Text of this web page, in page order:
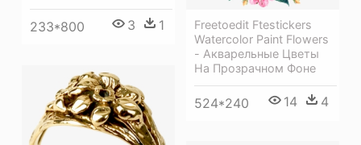
233*800 3 1
Freetoedit Ftestickers
Watercolor Paint Flowers
- Акварельные Цветы
На Прозрачном Фоне
524*240 14 4